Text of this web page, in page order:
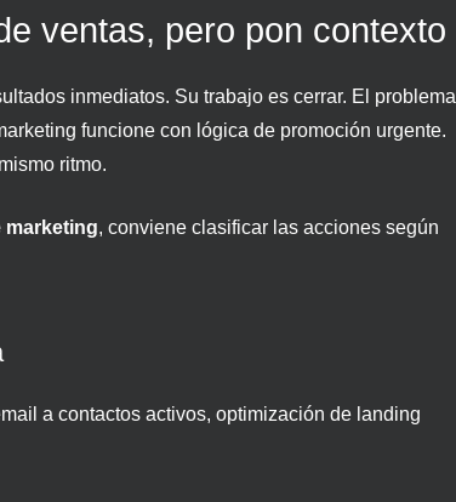
ventas, pero pon contexto
inmediatos. Su trabajo es cerrar. El problema
funcione con lógica de promoción urgente.
ritmo.
marketing, conviene clasificar las acciones según
a contactos activos, optimización de landing